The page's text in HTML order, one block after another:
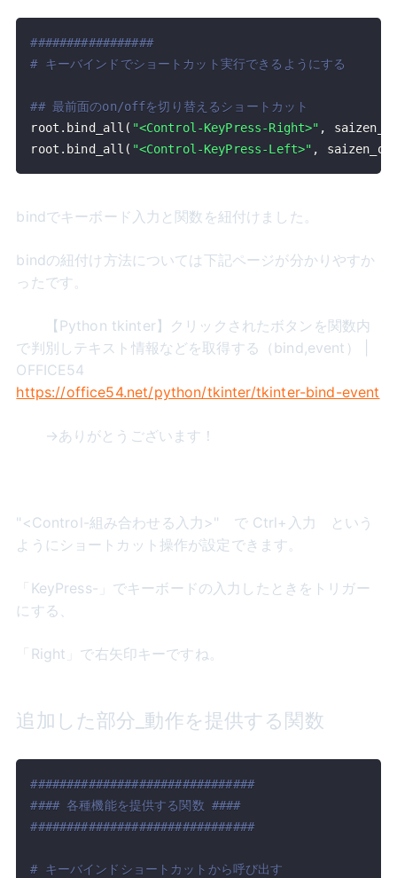
#################
# キーバインドでショートカット実行できるようにする
## 最前面のon/offを切り替えるショートカット
root . bind_all ( "<Control-KeyPress-Right>" ,
root . bind_all ( "<Control-KeyPress-Left>" ,
bindでキーボード入力と関数を紐付けました。
bindの紐付け方法については下記ページが分かりやすか
ったです。
【Python tkinter】クリックされたボタンを関数内
で判別しテキスト情報などを取得する（bind,event） |
OFFICE54
https://office54.net/python/tkinter/tkinter-bind-event
→ありがとうございます！
"<Control-組み合わせる入力>" で Ctrl+入力 という
ようにショートカット操作が設定できます。
「KeyPress-」でキーボードの入力したときをトリガー
にする、
「Right」で右矢印キーですね。
追加した部分_動作を提供する関数
###############################
#### 各種機能を提供する関数 ####
###############################
# キーバインドショートカットから呼び出す